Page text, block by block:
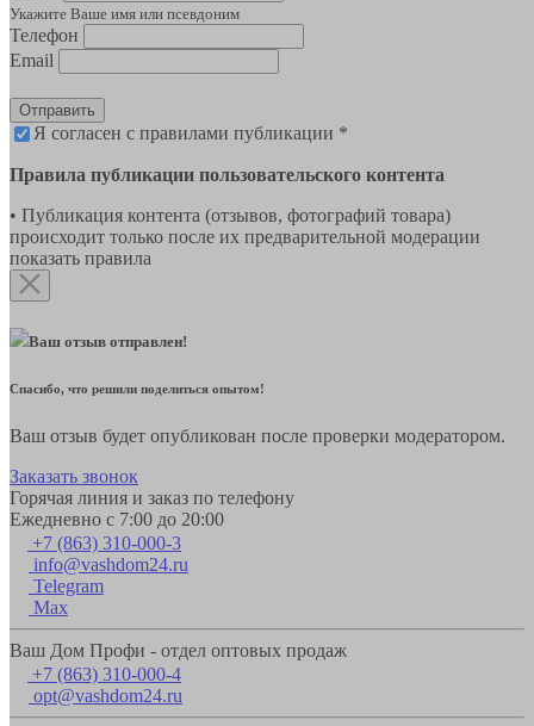
Укажите Ваше имя или псевдоним
Телефон
Email
Отправить
Я согласен с правилами публикации *
Правила публикации пользовательского контента
• Публикация контента (отзывов, фотографий товара)
происходит только после их предварительной модерации
показать правила
Ваш отзыв отправлен!
Спасибо, что решили поделиться опытом!
Ваш отзыв будет опубликован после проверки модератором.
Заказать звонок
Горячая линия и заказ по телефону
Ежедневно с 7:00 до 20:00
+7 (863) 310-000-3
info@vashdom24.ru
Telegram
Max
Ваш Дом Профи - отдел оптовых продаж
+7 (863) 310-000-4
opt@vashdom24.ru